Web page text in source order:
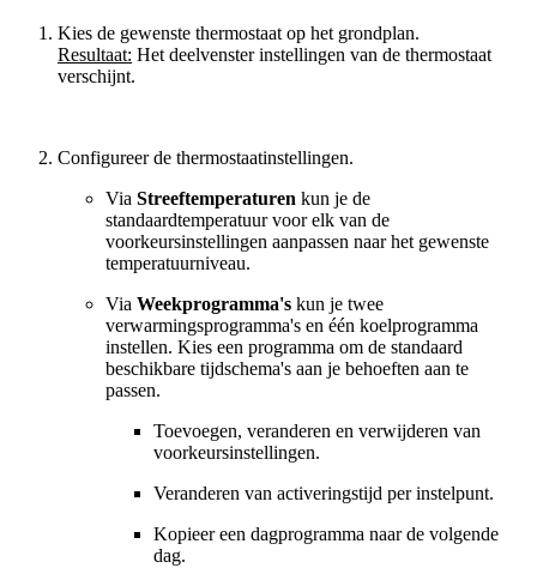
Kies de gewenste thermostaat op het grondplan.
Resultaat: Het deelvenster instellingen van de thermostaat
verschijnt.
Configureer de thermostaatinstellingen.
Via Streeftemperaturen kun je de
standaardtemperatuur voor elk van de
voorkeursinstellingen aanpassen naar het gewenste
temperatuurniveau.
Via Weekprogramma's kun je twee
verwarmingsprogramma's en één koelprogramma
instellen. Kies een programma om de standaard
beschikbare tijdschema's aan je behoeften aan te
passen.
Toevoegen, veranderen en verwijderen van
voorkeursinstellingen.
Veranderen van activeringstijd per instelpunt.
Kopieer een dagprogramma naar de volgende
dag.